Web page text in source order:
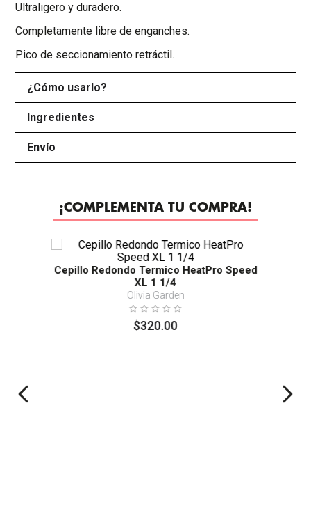
Ultraligero y duradero.
Completamente libre de enganches.
Pico de seccionamiento retráctil.
¿Cómo usarlo?
Ingredientes
Envío
¡COMPLEMENTA TU COMPRA!
Cepillo Redondo Termico HeatPro Speed
XL 1 1/4
Olivia Garden
$320.00